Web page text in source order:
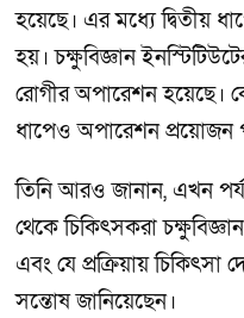
হয়েছে। এর মধ্যে দ্বিতীয়
হয়। চক্ষুবিজ্ঞান
রোগীর অপারেশন
ধাপেও অপারেশন প্রয়োজন
তিনি আরও জানান, এখন
থেকে চিকিৎসকরা
এবং যে প্রক্রিয়ায় চিকিৎসা
সন্তোষ জানিয়েছেন।